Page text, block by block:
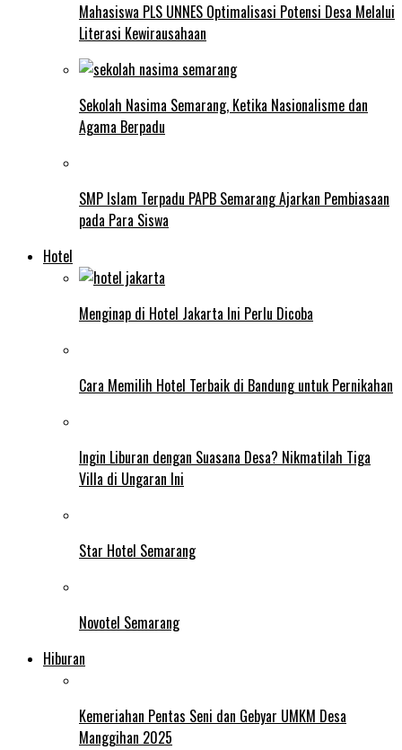
Mahasiswa PLS UNNES Optimalisasi Potensi Desa Melalui
Literasi Kewirausahaan
Sekolah Nasima Semarang, Ketika Nasionalisme dan
Agama Berpadu
SMP Islam Terpadu PAPB Semarang Ajarkan Pembiasaan
pada Para Siswa
Hotel
Menginap di Hotel Jakarta Ini Perlu Dicoba
Cara Memilih Hotel Terbaik di Bandung untuk Pernikahan
Ingin Liburan dengan Suasana Desa? Nikmatilah Tiga
Villa di Ungaran Ini
Star Hotel Semarang
Novotel Semarang
Hiburan
Kemeriahan Pentas Seni dan Gebyar UMKM Desa
Manggihan 2025